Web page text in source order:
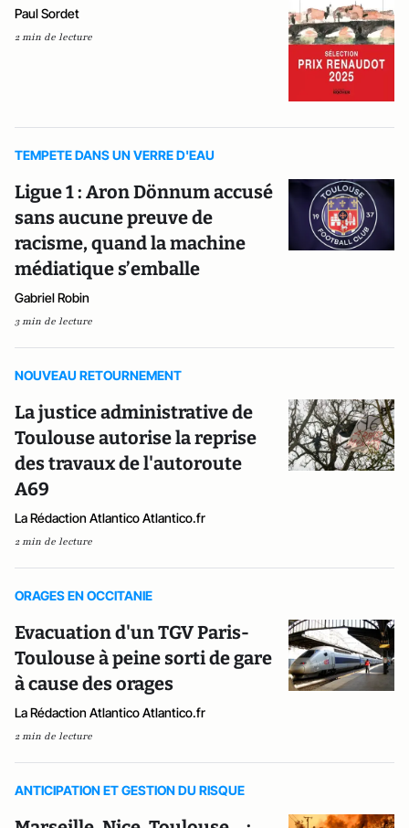
Paul Sordet
2 min de lecture
TEMPETE DANS UN VERRE D'EAU
Ligue 1 : Aron Dönnum accusé
sans aucune preuve de
racisme, quand la machine
médiatique s’emballe
Gabriel Robin
3 min de lecture
NOUVEAU RETOURNEMENT
La justice administrative de
Toulouse autorise la reprise
des travaux de l'autoroute
A69
La Rédaction Atlantico Atlantico.fr
2 min de lecture
ORAGES EN OCCITANIE
Evacuation d'un TGV Paris-
Toulouse à peine sorti de gare
à cause des orages
La Rédaction Atlantico Atlantico.fr
2 min de lecture
ANTICIPATION ET GESTION DU RISQUE